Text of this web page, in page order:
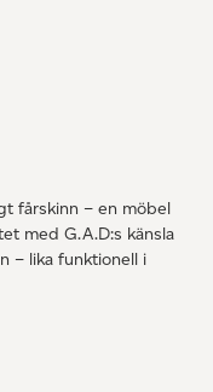
fårskinn – en möbel
med G.A.D:s känsla
– lika funktionell i